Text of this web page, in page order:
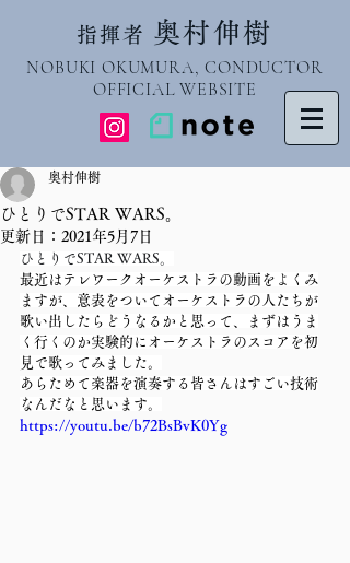
指揮者 奥村伸樹
NOBUKI OKUMURA, CONDUCTOR
OFFICIAL WEBSITE
ひとりでSTAR WARS。
奥村伸樹
更新日： 2021年5月7日
ひとりでSTAR WARS。
最近はテレワークオーケストラの動画をよくみ
ますが、意表をついてオーケストラの人たちが
歌い出したらどうなるかと思って、まずはうま
く行くのか実験的にオーケストラのスコアを初
見で歌ってみました。
あらためて楽器を演奏する皆さんはすごい技術
なんだなと思います。
https://youtu.be/b72BsBvK0Yg